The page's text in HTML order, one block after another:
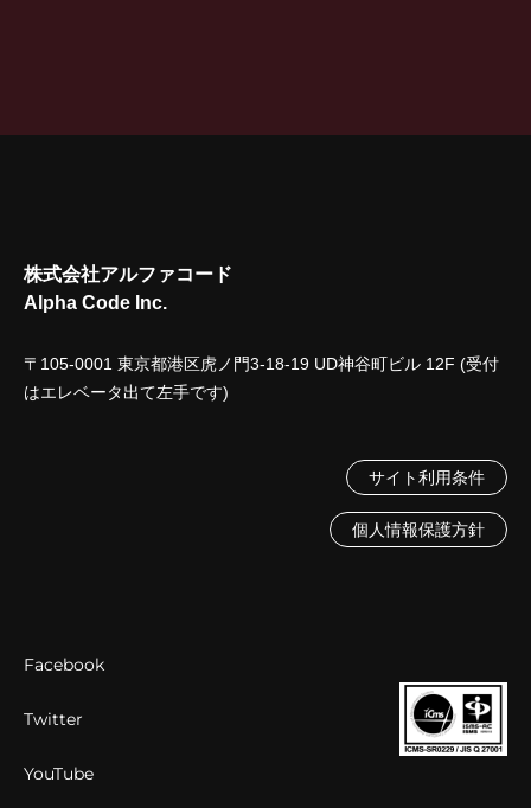
株式会社アルファコード
Alpha Code Inc.
〒105-0001 東京都港区虎ノ門3-18-19 UD神谷町ビル 12F (受付
はエレベータ出て左手です)
サイト利用条件
個人情報保護方針
Facebook
Twitter
YouTube